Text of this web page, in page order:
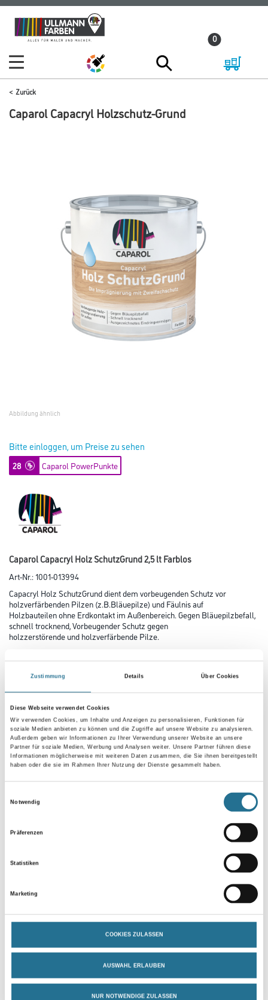
Zustimmung Details Über Cookies
Diese Webseite verwendet Cookies
Wir verwenden Cookies, um Inhalte und Anzeigen zu personalisieren, Funktionen für
soziale Medien anbieten zu können und die Zugriffe auf unsere Website zu analysieren.
Außerdem geben wir Informationen zu Ihrer Verwendung unserer Website an unsere
Partner für soziale Medien, Werbung und Analysen weiter. Unsere Partner führen diese
Informationen möglicherweise mit weiteren Daten zusammen, die Sie ihnen bereitgestellt
haben oder die sie im Rahmen Ihrer Nutzung der Dienste gesammelt haben.
Notwendig
Präferenzen
Statistiken
Marketing
COOKIES ZULASSEN
AUSWAHL ERLAUBEN
NUR NOTWENDIGE ZULASSEN
Zum
Inhalt
Zum
Navigationsmenü
0
Zurück
Caparol Capacryl Holzschutz-Grund
Abbildung ähnlich
Bitte einloggen, um Preise zu sehen
28 Caparol PowerPunkte
Caparol Capacryl Holz SchutzGrund 2,5 lt Farblos
Art-Nr.:1001-013994
Capacryl Holz­ SchutzGrund dient dem vorbeugenden Schutz vor
holzverfärbenden Pilzen (z.B.Bläuepilze) und Fäulnis auf
Holzbauteilen ohne Erdkontakt im Außenbereich. Gegen Bläuepilzbefall,
schnell trocknend, Vorbeugender Schutz gegen
holz­zerstörende und holzverfärbende Pilze.
Farbtonbezeichnung
Gebinde
PRODUKTEIGENSCHAFTEN
Produkteigenschaft
- Schnell trocknend
- Ausgezeichnetes Eindringvermögen